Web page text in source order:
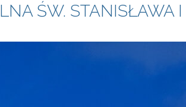
ŚW. STANISŁAWA